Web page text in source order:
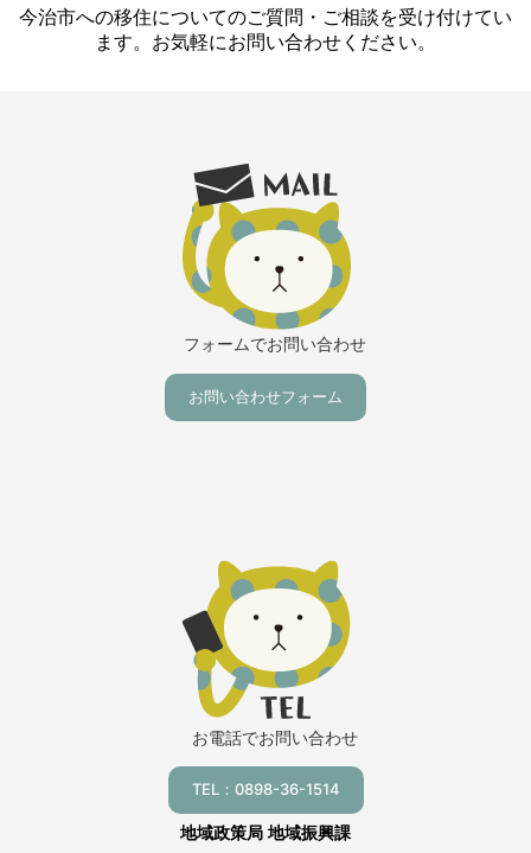
今治市への移住についてのご質問・ご相談を受け付けてい
ます。お気軽にお問い合わせください。
フォームでお問い合わせ
お問い合わせフォーム
お電話でお問い合わせ
TEL：0898-36-1514
地域政策局 地域振興課